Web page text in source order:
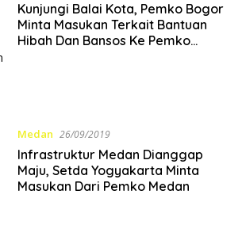
Kunjungi Balai Kota, Pemko Bogor
Minta Masukan Terkait Bantuan
Hibah Dan Bansos Ke Pemko
Medan 26/09/2019
Infrastruktur Medan Dianggap
Maju, Setda Yogyakarta Minta
Masukan Dari Pemko Medan